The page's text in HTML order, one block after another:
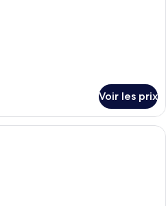
Voir les prix
Une chambre d’hôtel avec deux lits,